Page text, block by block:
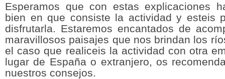
Esperamos que con estas explicaciones
bien en que consiste la actividad y esteis
disfrutarla. Estaremos encantados de
maravillosos paisajes que nos brindan los
el caso que realiceis la actividad con otra
lugar de España o extranjero, os
nuestros consejos.